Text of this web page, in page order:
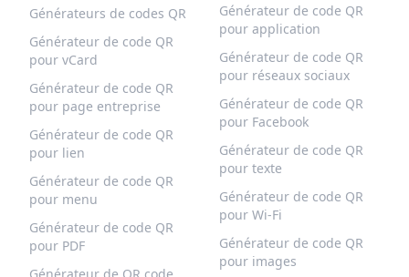
Générateurs de codes QR
Générateur de code QR
pour vCard
Générateur de code QR
pour page entreprise
Générateur de code QR
pour lien
Générateur de code QR
pour menu
Générateur de code QR
pour PDF
Générateur de code QR
pour application
Générateur de code QR
pour réseaux sociaux
Générateur de code QR
pour Facebook
Générateur de code QR
pour texte
Générateur de code QR
pour Wi-Fi
Générateur de code QR
pour images